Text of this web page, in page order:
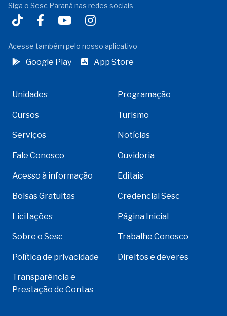
Siga o Sesc Paraná nas redes sociais
Acesse também pelo nosso aplicativo
Google Play App Store
Unidades Programação
Cursos Turismo
Serviços Notícias
Fale Conosco Ouvidoria
Acesso à informação Editais
Bolsas Gratuitas Credencial Sesc
Licitações Página Inicial
Sobre o Sesc Trabalhe Conosco
Política de privacidade Direitos e deveres
Transparência e
Prestação de Contas